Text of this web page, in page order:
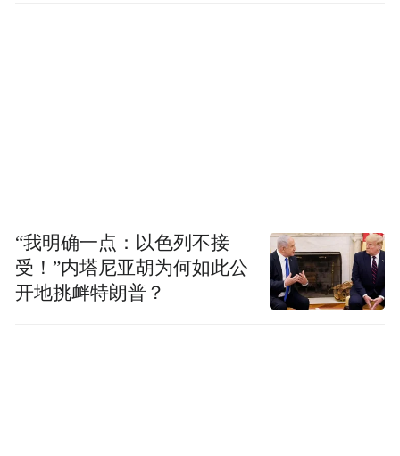
“我明确一点：以色列不接
受！”内塔尼亚胡为何如此公
开地挑衅特朗普？